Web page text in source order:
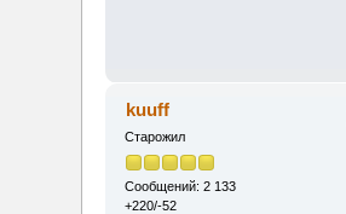
kuuff
Старожил
Сообщений: 2 133
+220/-52